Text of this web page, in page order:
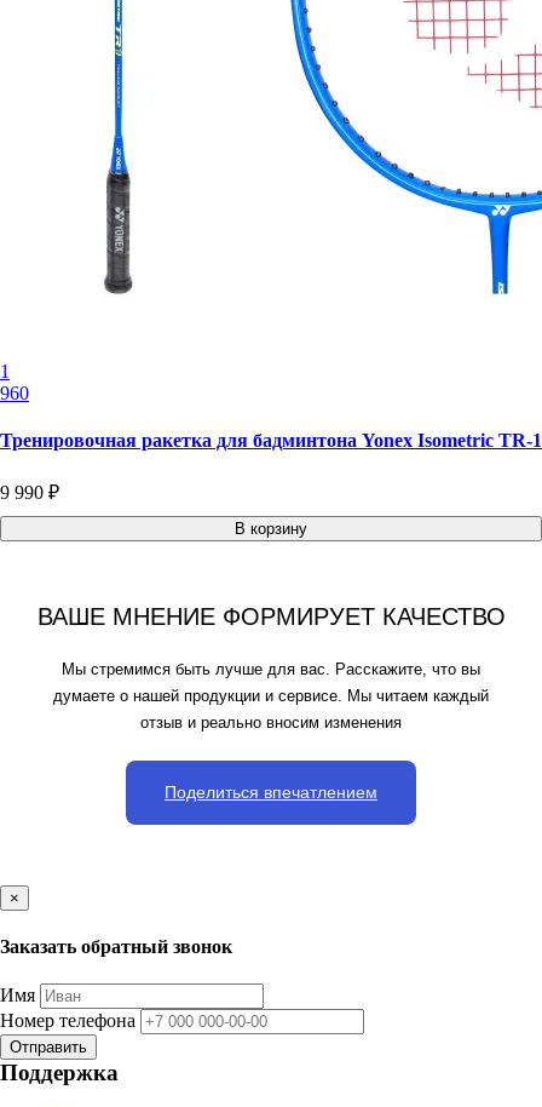
1
960
Тренировочная ракетка для бадминтона Yonex Isometric TR-1
9 990 ₽
В корзину
ВАШЕ МНЕНИЕ ФОРМИРУЕТ КАЧЕСТВО
Мы стремимся быть лучше для вас. Расскажите, что вы
думаете о нашей продукции и сервисе. Мы читаем каждый
отзыв и реально вносим изменения
Поделиться впечатлением
×
Заказать обратный звонок
Имя
Номер телефона
Отправить
Поддержка